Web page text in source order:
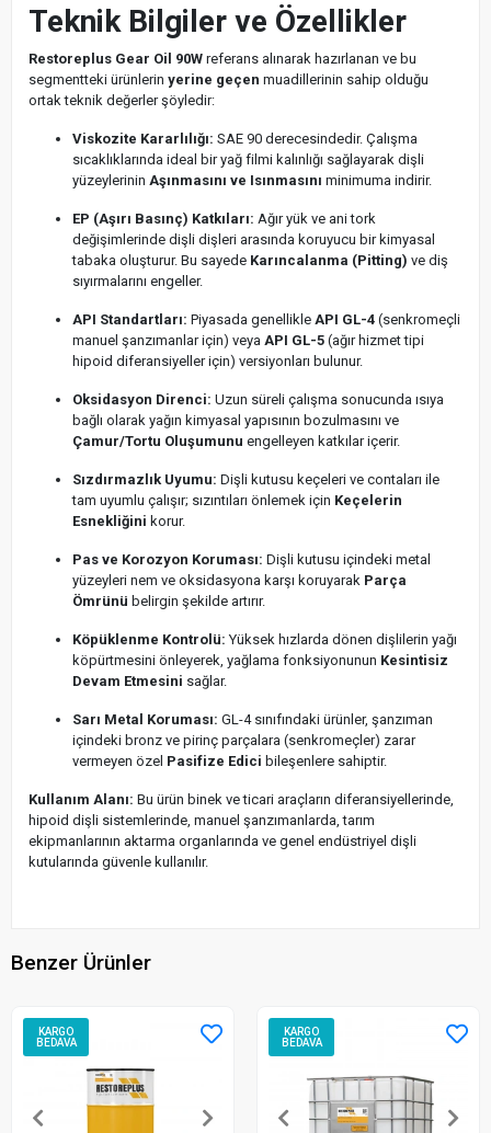
Teknik Bilgiler ve Özellikler
Restoreplus Gear Oil 90W referans alınarak hazırlanan ve bu
segmentteki ürünlerin yerine geçen muadillerinin sahip olduğu
ortak teknik değerler şöyledir:
Viskozite Kararlılığı: SAE 90 derecesindedir. Çalışma
sıcaklıklarında ideal bir yağ filmi kalınlığı sağlayarak dişli
yüzeylerinin Aşınmasını ve Isınmasını minimuma indirir.
EP (Aşırı Basınç) Katkıları: Ağır yük ve ani tork
değişimlerinde dişli dişleri arasında koruyucu bir kimyasal
tabaka oluşturur. Bu sayede Karıncalanma (Pitting) ve diş
sıyırmalarını engeller.
API Standartları: Piyasada genellikle API GL-4 (senkromeçli
manuel şanzımanlar için) veya API GL-5 (ağır hizmet tipi
hipoid diferansiyeller için) versiyonları bulunur.
Oksidasyon Direnci: Uzun süreli çalışma sonucunda ısıya
bağlı olarak yağın kimyasal yapısının bozulmasını ve
Çamur/Tortu Oluşumunu engelleyen katkılar içerir.
Sızdırmazlık Uyumu: Dişli kutusu keçeleri ve contaları ile
tam uyumlu çalışır; sızıntıları önlemek için Keçelerin
Esnekliğini korur.
Pas ve Korozyon Koruması: Dişli kutusu içindeki metal
yüzeyleri nem ve oksidasyona karşı koruyarak Parça
Ömrünü belirgin şekilde artırır.
Köpüklenme Kontrolü: Yüksek hızlarda dönen dişlilerin yağı
köpürtmesini önleyerek, yağlama fonksiyonunun Kesintisiz
Devam Etmesini sağlar.
Sarı Metal Koruması: GL-4 sınıfındaki ürünler, şanzıman
içindeki bronz ve pirinç parçalara (senkromeçler) zarar
vermeyen özel Pasifize Edici bileşenlere sahiptir.
Kullanım Alanı: Bu ürün binek ve ticari araçların diferansiyellerinde,
hipoid dişli sistemlerinde, manuel şanzımanlarda, tarım
ekipmanlarının aktarma organlarında ve genel endüstriyel dişli
kutularında güvenle kullanılır.
Benzer Ürünler
KARGO
BEDAVA
KARGO
BEDAVA